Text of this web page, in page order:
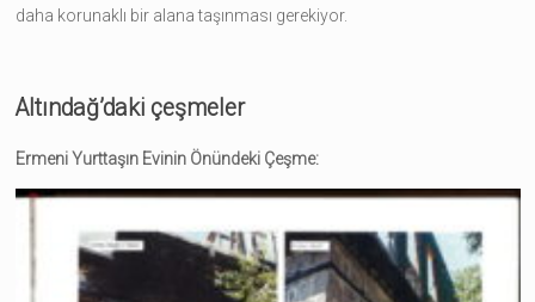
daha korunaklı bir alana taşınması gerekiyor.
Altındağ’daki çeşmeler
Ermeni Yurttaşın Evinin Önündeki Çeşme: